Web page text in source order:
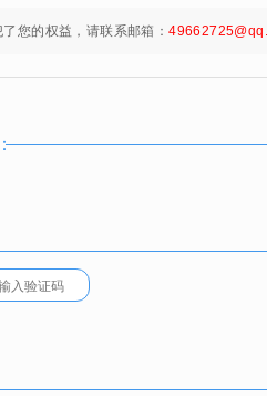
您的权益，请联系邮箱：